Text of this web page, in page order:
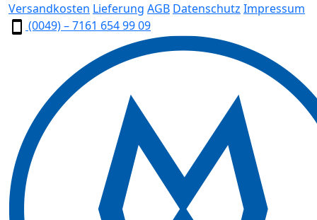
Versandkosten Lieferung AGB Datenschutz Impressum
(0049) – 7161 654 99 09